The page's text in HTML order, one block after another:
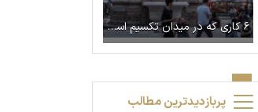
۶ کاری که در میدان تکسیم استانبول می‌توان انجام داد
پربازدیدترین مطالب